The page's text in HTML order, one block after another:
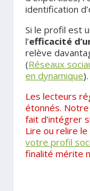
identification
Si le profil est
l’efficacité
relève
(Réseaux
en dynamique).
Les lecteurs
étonnés.
fait d’intégrer
Lire ou relire le
votre profil
finalité mérite